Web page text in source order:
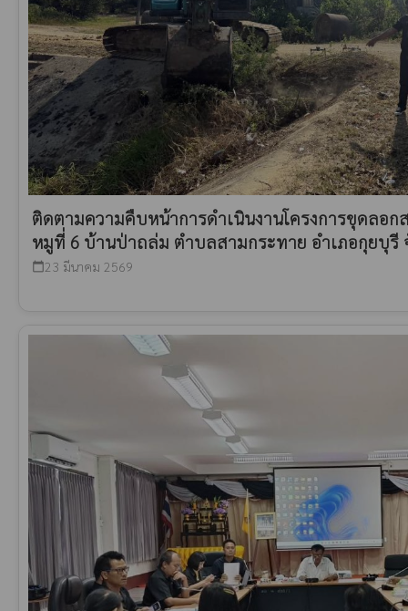
ติดตามความคืบหน้าการดำเนินงานโครงการขุดลอ
หมูที่ 6 บ้านป่าถล่ม ตำบลสามกระทาย อำเภอกุยบุรี
calendar_today23 มีนาคม 2569